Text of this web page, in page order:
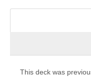
This deck was